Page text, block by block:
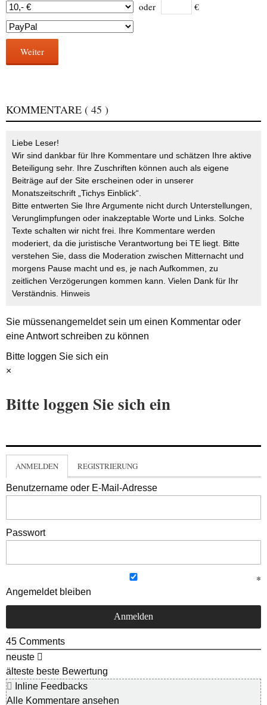
oder €
Weiter
KOMMENTARE ( 45 )
Liebe Leser!
Wir sind dankbar für Ihre Kommentare und schätzen Ihre aktive
Beteiligung sehr. Ihre Zuschriften können auch als eigene
Beiträge auf der Site erscheinen oder in unserer
Monatszeitschrift „Tichys Einblick“.
Bitte entwerten Sie Ihre Argumente nicht durch Unterstellungen,
Verunglimpfungen oder inakzeptable Worte und Links. Solche
Texte schalten wir nicht frei. Ihre Kommentare werden
moderiert, da die juristische Verantwortung bei TE liegt. Bitte
verstehen Sie, dass die Moderation zwischen Mitternacht und
morgens Pause macht und es, je nach Aufkommen, zu
zeitlichen Verzögerungen kommen kann. Vielen Dank für Ihr
Verständnis. Hinweis
Sie müssenangemeldetsein um einen Kommentar oder
eine Antwort schreiben zu können
Bitte loggen Sie sich ein
×
Bitte loggen Sie sich ein
ANMELDEN REGISTRIERUNG
Benutzername oder E-Mail-Adresse
Passwort
Angemeldet bleiben
45 Comments
neuste
älteste beste Bewertung
Inline Feedbacks
Alle Kommentare ansehen